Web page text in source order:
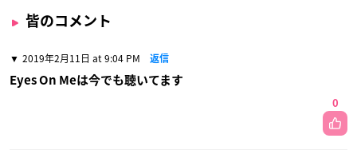
皆のコメント
2019年2月11日 at 9:04 PM 返信
Eyes On Meは今でも聴いてます
0